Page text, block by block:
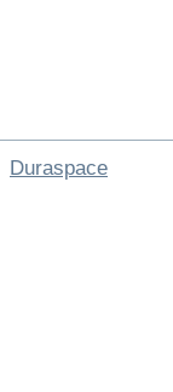
Duraspace